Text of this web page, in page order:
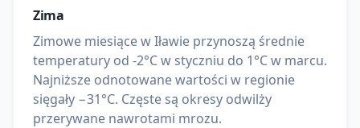
Zima
Zimowe miesiące w Iławie przynoszą średnie
temperatury od -2°C w styczniu do 1°C w marcu.
Najniższe odnotowane wartości w regionie
sięgały −31°C. Częste są okresy odwilży
przerywane nawrotami mrozu.